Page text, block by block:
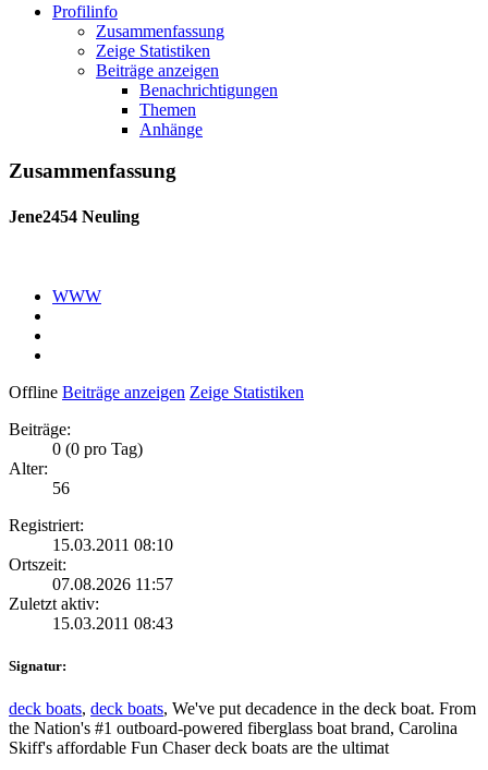
Profilinfo
Zusammenfassung
Zeige Statistiken
Beiträge anzeigen
Benachrichtigungen
Themen
Anhänge
Zusammenfassung
Jene2454 Neuling
WWW
Offline Beiträge anzeigen Zeige Statistiken
Beiträge:
0 (0 pro Tag)
Alter:
56
Registriert:
15.03.2011 08:10
Ortszeit:
07.08.2026 11:57
Zuletzt aktiv:
15.03.2011 08:43
Signatur:
deck boats, deck boats, We've put decadence in the deck boat. From
the Nation's #1 outboard-powered fiberglass boat brand, Carolina
Skiff's affordable Fun Chaser deck boats are the ultimat